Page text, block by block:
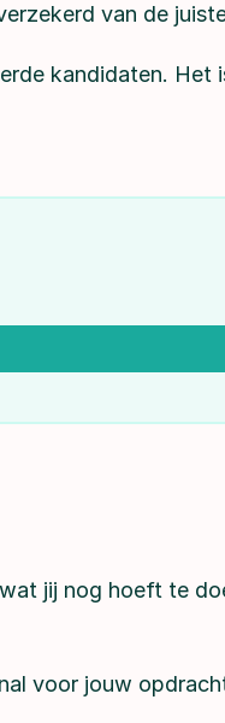
van de
kandidaten. Het
jij nog hoeft te
voor jouw